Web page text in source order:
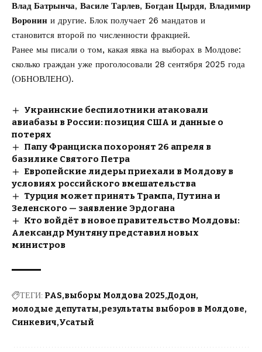
Влад Батрынча, Василе Тарлев, Богдан Цырдя, Владимир
Воронин и другие. Блок получает 26 мандатов и
становится второй по численности фракцией.
Ранее мы писали о том, какая явка на выборах в Молдове:
сколько граждан уже проголосовали 28 сентября 2025 года
(ОБНОВЛЕНО).
Украинские беспилотники атаковали
авиабазы в России: позиция США и данные о
потерях
Папу Франциска похоронят 26 апреля в
базилике Святого Петра
Европейские лидеры приехали в Молдову в
условиях российского вмешательства
Турция может принять Трампа, Путина и
Зеленского — заявление Эрдогана
Кто войдёт в новое правительство Молдовы:
Александр Мунтяну представил новых
министров
ТЕГИ: PAS выборы Молдова 2025 Додон
молодые депутаты результаты выборов в Молдове
Синкевич Усатый